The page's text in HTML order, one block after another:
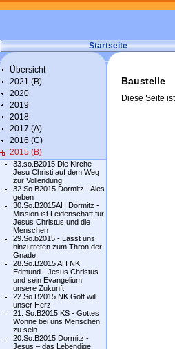
Startseite
Übersicht
2021 (B)
2020
2019
2018
2017 (A)
2016 (C)
2015 (B)
33.so.B2015 Die Kirche
Jesu Christi auf dem Weg
zur Vollendung
32.So.B2015 Dormitz - Ales
geben
30.So.B2015AH Dormitz -
Mission ist Leidenschaft für
Jesus Christus und die
Menschen
29.So.b2015 - Lasst uns
hinzutreten zum Thron der
Gnade
28.So.B2015 AH NK
Edmund - Jesus Christus
und sein Evangelium
unsere Zukunft
22.So.B2015 NK Gott will
unser Herz
21. So.B2015 KS - Gottes
Wonne bei uns Menschen
zu sein
20.So.B2015 Dormitz -
Jesus – das Lebendige
Baustelle
Diese Seite